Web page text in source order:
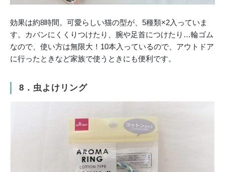
効果は約8時間。可愛らしい猫の型が、5種類×2入っていま
す。カバンにくくりつけたり、腕や足首につけたり…輪ゴム
なので、使い方は無限大！10本入っているので、アウトドア
に行ったときなど家族で使うときにも便利です。
8．虫よけリング